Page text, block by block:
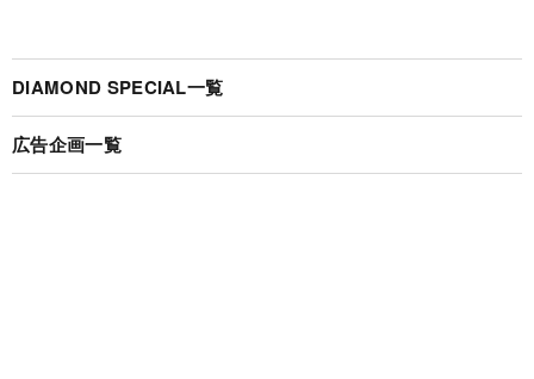
DIAMOND SPECIAL一覧
広告企画一覧